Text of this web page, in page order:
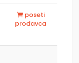
poseti
prodavca